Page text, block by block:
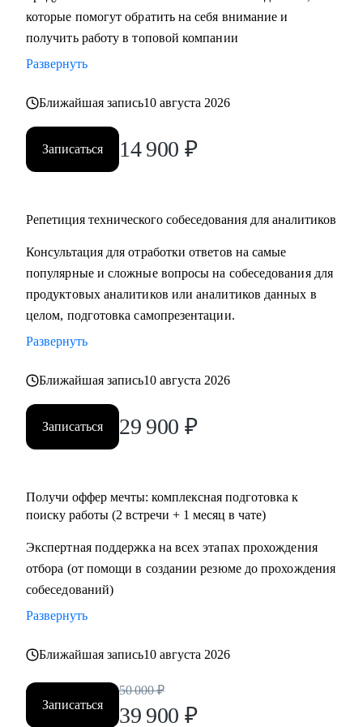
компетенций;
• Получить практические советы по управлению командой;
• Сформировать свою стратегию профессионального роста;
страну своей мечты;
Кому могу помочь:
• Продуктовым аналитикам, аналитикам данных и продаж
трек развития;
• Junior и Middle Продуктовым аналитикам, аналитикам
данных и продаж, которые хотят повысить свой грейд;
• Выпускникам и студентам, которые ищут свою первую
работу в аналитике;
• Аналитикам, которые хотят перейти из стартапа в
• Тем, кто хочет перейти в IT и аналитику из смежной
• Всем IT-специалистам, которые хотят релоцироваться в
Испанию и работать удаленно
которые помогут обратить на себя внимание и
получить работу в топовой компании
Развернуть
Ближайшая запись10 августа 2026
Записаться 14 900 ₽
Репетиция технического собеседования для аналитиков
Консультация для отработки ответов на самые
популярные и сложные вопросы на собеседования для
продуктовых аналитиков или аналитиков данных в
целом, подготовка самопрезентации.
Развернуть
Ближайшая запись10 августа 2026
Записаться 29 900 ₽
Получи оффер мечты: комплексная подготовка к
поиску работы (2 встречи + 1 месяц в чате)
Экспертная поддержка на всех этапах прохождения
отбора (от помощи в создании резюме до прохождения
собеседований)
Развернуть
Ближайшая запись10 августа 2026
Записаться
50 000 ₽
39 900 ₽